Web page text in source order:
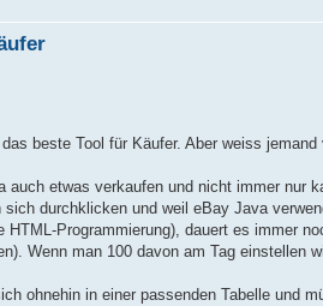
beste Tool für Käufer. Aber weiss
auch etwas verkaufen und nicht immer nur
durchklicken und weil eBay Java
HTML-Programmierung), dauert es immer
Wenn man 100 davon am Tag einstellen
ohnehin in einer passenden Tabelle und